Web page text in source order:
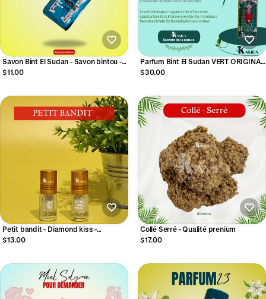
Savon Bint El Sudan - Savon bintou -
Savon spirituel
$11.00
Parfum Bint El Sudan VERT ORIGINAL
45gr contenu 12ml- Parfum spirituel
$30.00
Petit bandit - Diamond kiss -
aphrodisiaque
$13.00
Collé Serré - Qualité prenium
$17.00